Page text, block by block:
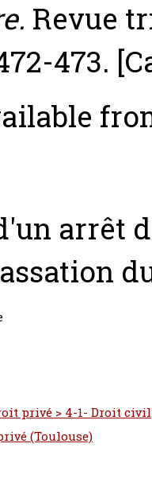
Revue
473.
arrêt
privé > 4-1- Droit civil
(Toulouse)